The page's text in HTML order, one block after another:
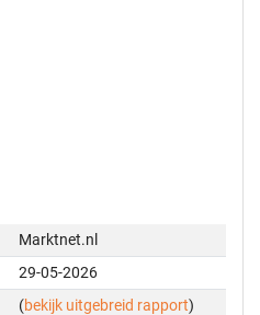
Marktnet.nl
29-05-2026
(bekijk uitgebreid rapport)